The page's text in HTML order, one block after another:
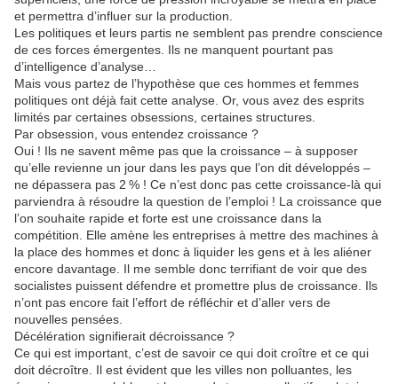
et permettra d’influer sur la production.
Les politiques et leurs partis ne semblent pas prendre conscience
de ces forces émergentes. Ils ne manquent pourtant pas
d’intelligence d’analyse…
Mais vous partez de l’hypothèse que ces hommes et femmes
politiques ont déjà fait cette analyse. Or, vous avez des esprits
limités par certaines obsessions, certaines structures.
Par obsession, vous entendez croissance ?
Oui ! Ils ne savent même pas que la croissance – à supposer
qu’elle revienne un jour dans les pays que l’on dit développés –
ne dépassera pas 2 % ! Ce n’est donc pas cette croissance-là qui
parviendra à résoudre la question de l’emploi ! La croissance que
l’on souhaite rapide et forte est une croissance dans la
compétition. Elle amène les entreprises à mettre des machines à
la place des hommes et donc à liquider les gens et à les aliéner
encore davantage. Il me semble donc terrifiant de voir que des
socialistes puissent défendre et promettre plus de croissance. Ils
n’ont pas encore fait l’effort de réfléchir et d’aller vers de
nouvelles pensées.
Décélération signifierait décroissance ?
Ce qui est important, c’est de savoir ce qui doit croître et ce qui
doit décroître. Il est évident que les villes non polluantes, les